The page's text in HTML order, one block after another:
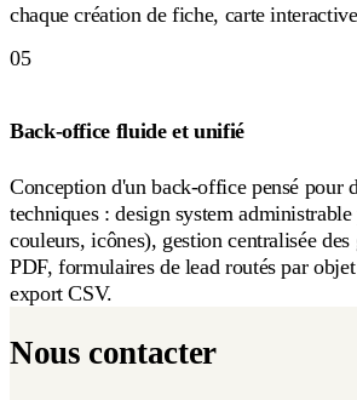
chaque création de fiche, carte
05
Back-office fluide et unifié
Conception d'un back-office pensé pour
techniques : design system
couleurs, icônes), gestion centralisée des
PDF, formulaires de lead routés par
export CSV.
Nous contacter